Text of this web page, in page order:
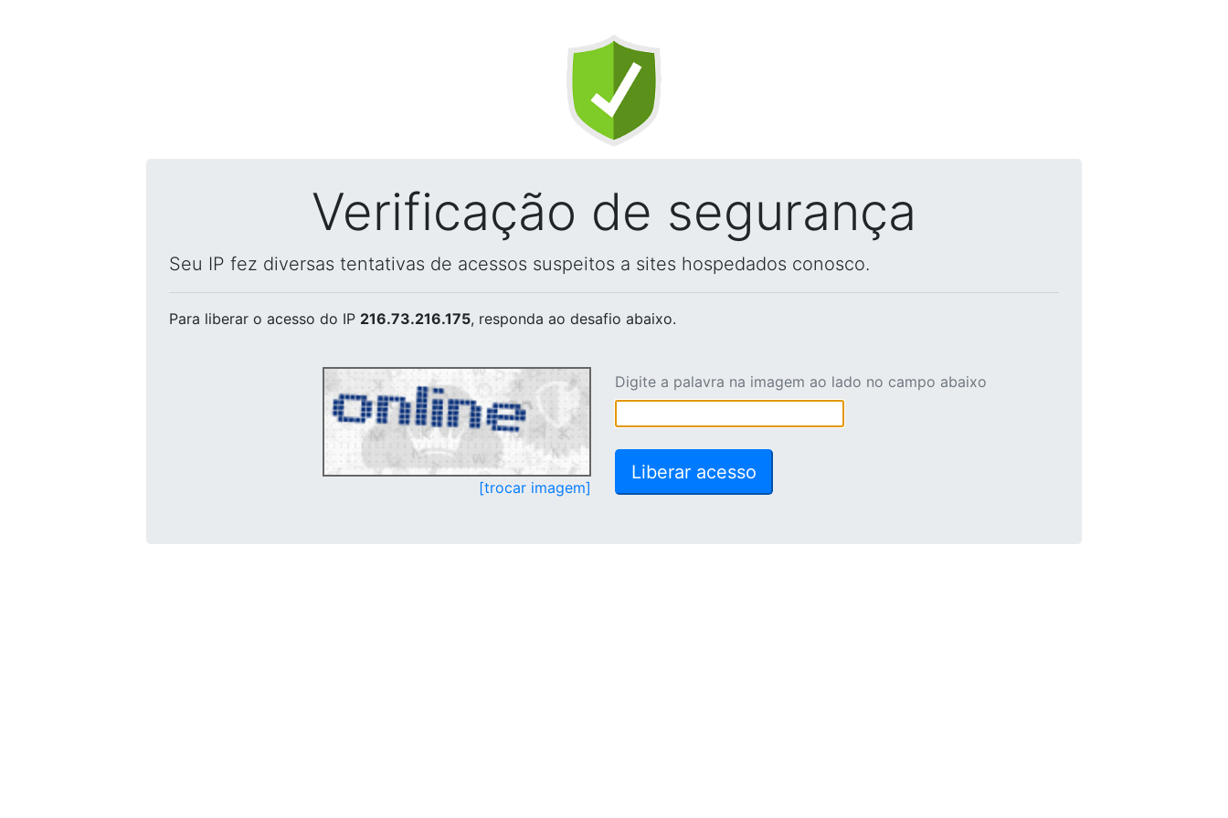
Verificação de segurança
Seu IP fez diversas tentativas de acessos suspeitos a sites hospedados conosco.
Para liberar o acesso do IP 216.73.216.175, responda ao desafio abaixo.
[trocar imagem]
Digite a palavra na imagem ao lado no campo abaixo